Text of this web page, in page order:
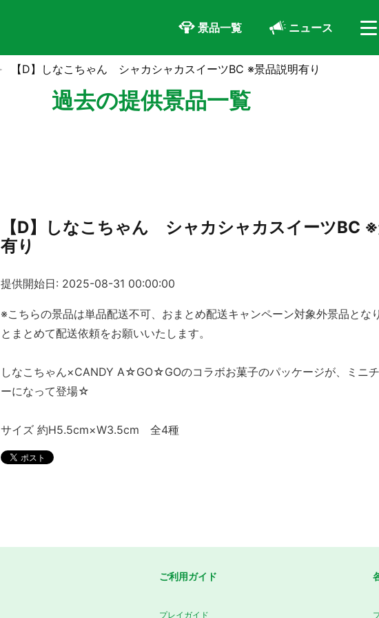
景品一覧 ニュース
【D】しなこちゃん シャカシャカスイーツBC ※景品説明有り
過去の提供景品一覧
【D】しなこちゃん シャカシャカスイーツBC ※
有り
提供開始日: 2025-08-31 00:00:00
※こちらの景品は単品配送不可、おまとめ配送キャンペーン対象外景品とな
とまとめて配送依頼をお願いいたします。
しなこちゃん×CANDY A☆GO☆GOのコラボお菓子のパッケージが、ミニ
ーになって登場☆
サイズ 約H5.5cm×W3.5cm 全4種
ご利用ガイド
プレイガイド